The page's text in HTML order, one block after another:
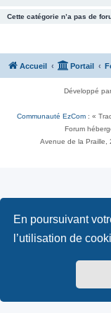
En poursuivant
l’utilisation de
Cette catégorie n’a pas de
Accueil Portail
Développé
Communauté EzCom : «
Forum
Avenue de la Praille,